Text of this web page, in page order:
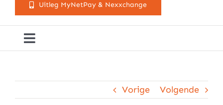
Uitleg MyNetPay & Nexxchange
Toggle
Lessen
Vorige Volgende